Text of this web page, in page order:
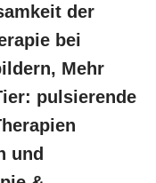
der
bei
Mehr
pulsierende
und